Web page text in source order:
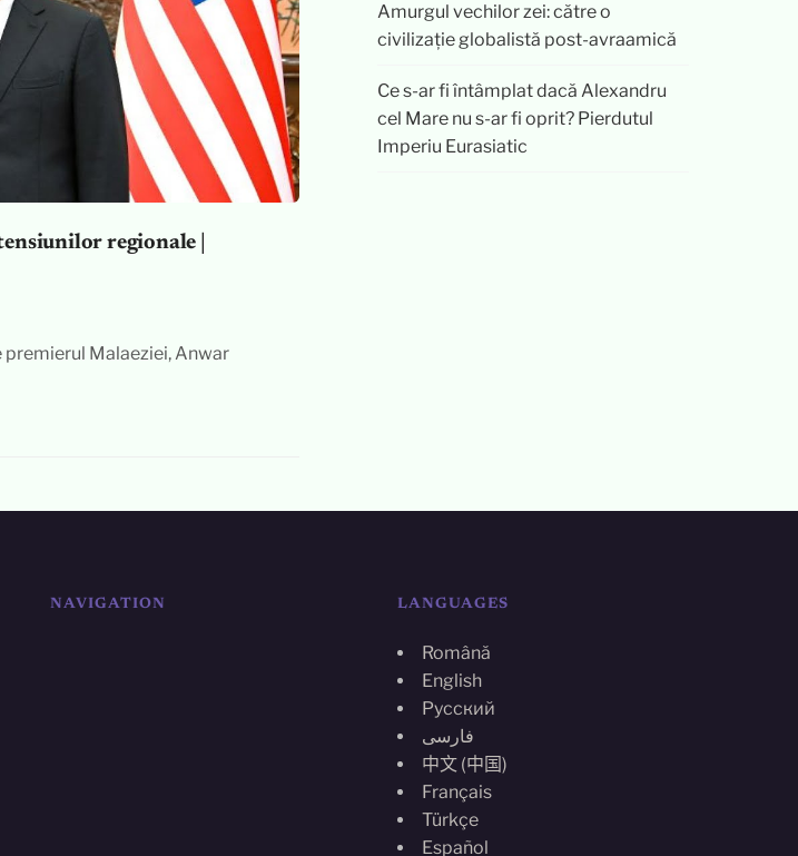
regionale |
premierul Malaeziei, Anwar
Amurgul vechilor zei: către o
civilizație globalistă post-avraamică
Ce s-ar fi întâmplat dacă Alexandru
cel Mare nu s-ar fi oprit? Pierdutul
Imperiu Eurasiatic
NAVIGATION LANGUAGES
Română
English
Русский
فارسی
中文 (中国)
Français
Türkçe
Español